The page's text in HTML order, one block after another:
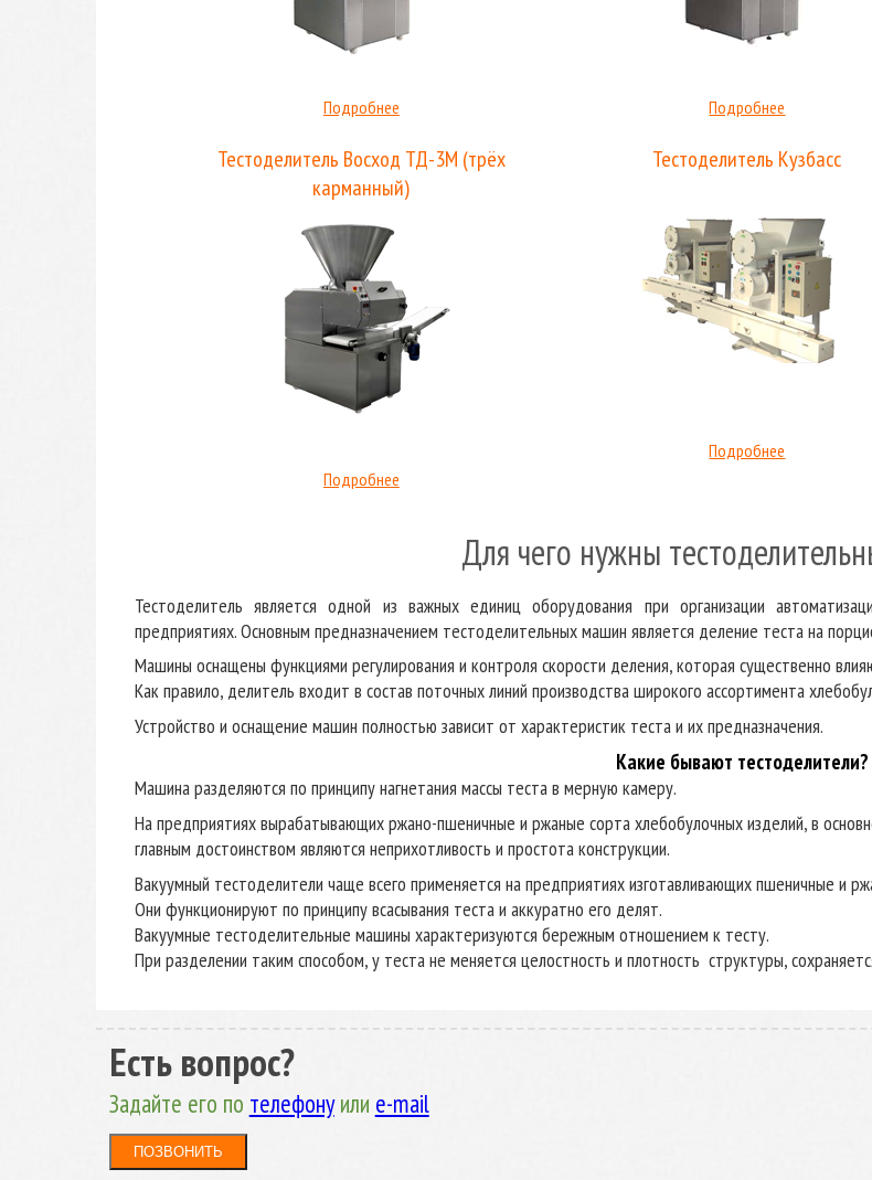
Подробнее Подробнее
Тестоделитель Восход ТД-3М (трёх
карманный)
Подробнее
Тестоделитель Кузбасс
Подробнее
Для чего нужны
Тестоделитель является одной из важных единиц оборудования при организации
предприятиях. Основным предназначением тестоделительных машин является деление теста на
Машины оснащены функциями регулирования и контроля скорости деления, которая существенно
Как правило, делитель входит в состав поточных линий производства широкого ассортимента
Устройство и оснащение машин полностью зависит от характеристик теста и их предназначения.
Какие бывают тестоделители?
Машина разделяются по принципу нагнетания массы теста в мерную камеру.
На предприятиях вырабатывающих ржано-пшеничные и ржаные сорта хлебобулочных изделий, в
главным достоинством являются неприхотливость и простота конструкции.
Вакуумный тестоделители чаще всего применяется на предприятиях изготавливающих пшеничные и
Они функционируют по принципу всасывания теста и аккуратно его делят.
Вакуумные тестоделительные машины характеризуются бережным отношением к тесту.
При разделении таким способом, у теста не меняется целостность и плотность структуры,
Есть вопрос?
Задайте его по телефонуили e-mail
ПОЗВОНИТЬ